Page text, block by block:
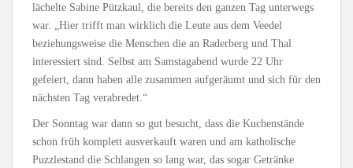
lächelte Sabine Pützkaul, die bereits den ganzen Tag unterwegs
war. „Hier trifft man wirklich die Leute aus dem Veedel
beziehungsweise die Menschen die an Raderberg und Thal
interessiert sind. Selbst am Samstagabend wurde 22 Uhr
gefeiert, dann haben alle zusammen aufgeräumt und sich für den
nächsten Tag verabredet.“
Der Sonntag war dann so gut besucht, dass die Kuchenstände
schon früh komplett ausverkauft waren und am katholische
Puzzlestand die Schlangen so lang war, das sogar Getränke